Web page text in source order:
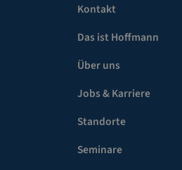
Kontakt
Das ist Hoffmann
Über uns
Jobs & Karriere
Standorte
Seminare